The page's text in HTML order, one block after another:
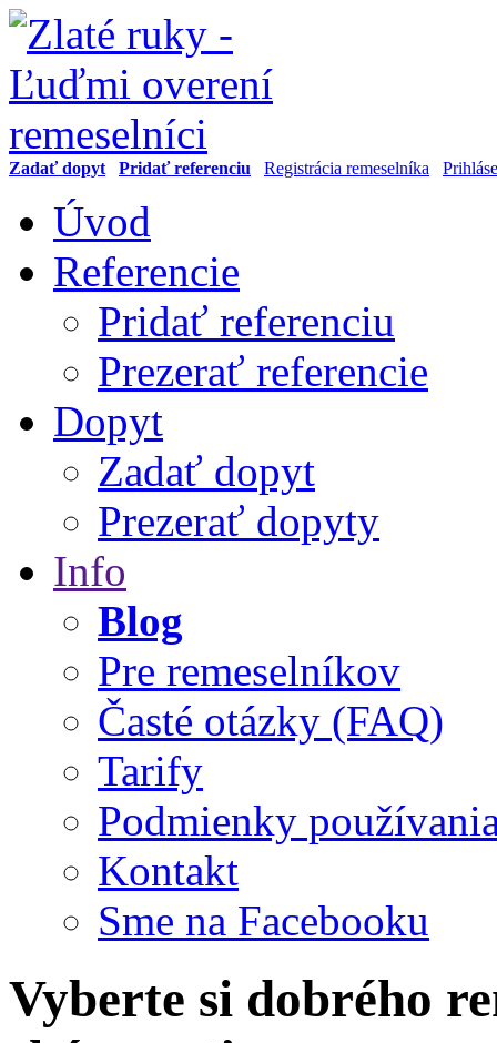
Zadať dopyt Pridať referenciu Registrácia remeselníka
Úvod
Referencie
Pridať referenciu
Prezerať referencie
Dopyt
Zadať dopyt
Prezerať dopyty
Info
Blog
Pre remeselníkov
Časté otázky (FAQ)
Tarify
Podmienky
Kontakt
Sme na Facebooku
Vyberte si dobrého